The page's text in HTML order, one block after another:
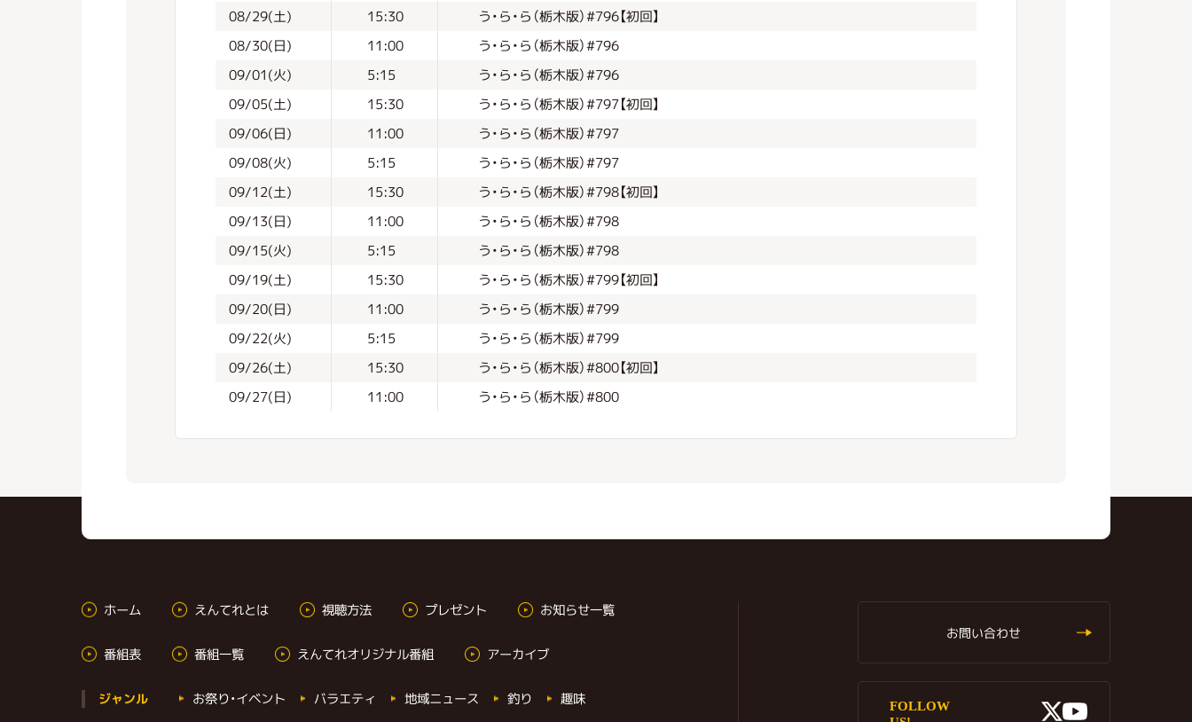
08/29(土) 15:30 う・ら・ら（栃木版）#796【初回】
08/30(日) 11:00 う・ら・ら（栃木版）#796
09/01(火) 5:15 う・ら・ら（栃木版）#796
09/05(土) 15:30 う・ら・ら（栃木版）#797【初回】
09/06(日) 11:00 う・ら・ら（栃木版）#797
09/08(火) 5:15 う・ら・ら（栃木版）#797
09/12(土) 15:30 う・ら・ら（栃木版）#798【初回】
09/13(日) 11:00 う・ら・ら（栃木版）#798
09/15(火) 5:15 う・ら・ら（栃木版）#798
09/19(土) 15:30 う・ら・ら（栃木版）#799【初回】
09/20(日) 11:00 う・ら・ら（栃木版）#799
09/22(火) 5:15 う・ら・ら（栃木版）#799
09/26(土) 15:30 う・ら・ら（栃木版）#800【初回】
09/27(日) 11:00 う・ら・ら（栃木版）#800
ホーム えんてれとは 視聴方法 プレゼント お知らせ一覧
番組表 番組一覧 えんてれオリジナル番組 アーカイブ
ジャンル お祭り・イベント バラエティ 地域ニュース 釣り 趣味
お問い合わせ
FOLLOW
X